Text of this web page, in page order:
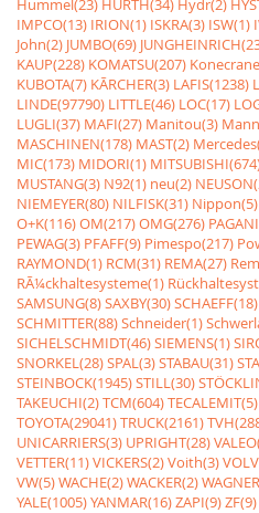
Hummel(23) HURTH(34) Hydr(2)
IMPCO(13) IRION(1) ISKRA(3) ISW(1)
John(2) JUMBO(69)
KAUP(228) KOMATSU(207)
KUBOTA(7) KÃRCHER(3) LAFIS(1238)
LINDE(97790) LITTLE(46) LOC(17)
LUGLI(37) MAFI(27) Manitou(3)
MASCHINEN(178) MAST(2)
MIC(173) MIDORI(1)
MUSTANG(3) N92(1) neu(2)
NIEMEYER(80) NILFISK(31) Nippon(5)
O+K(116)OM(217)OMG(276)
PEWAG(3) PFAFF(9) Pimespo(217)
RAYMOND(1) RCM(31) REMA(27)
RÃ¼ckhaltesysteme(1)
SAMSUNG(8)SAXBY(30)SCHAEFF(18)
SCHMITTER(88)Schneider(1)
SICHELSCHMIDT(46)SIEMENS(1)
SNORKEL(28)SPAL(3)STABAU(31)
STEINBOCK(1945)STILL(30)
TAKEUCHI(2)TCM(604)TECALEMIT(5)
TOYOTA(29041)TRUCK(2161)
UNICARRIERS(3) UPRIGHT(28)
VETTER(11)VICKERS(2)Voith(3)
VW(5)WACHE(2)WACKER(2)
YALE(1005)YANMAR(16)ZAPI(9)ZF(9)